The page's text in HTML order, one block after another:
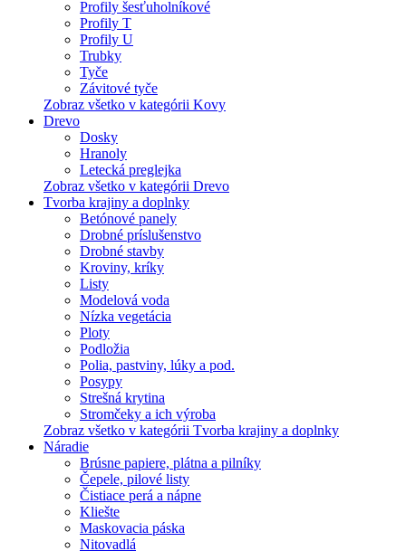
Profily šesťuholníkové
Profily T
Profily U
Trubky
Tyče
Závitové tyče
Zobraz všetko v kategórii Kovy
Drevo
Dosky
Hranoly
Letecká preglejka
Zobraz všetko v kategórii Drevo
Tvorba krajiny a doplnky
Betónové panely
Drobné príslušenstvo
Drobné stavby
Kroviny, kríky
Listy
Modelová voda
Nízka vegetácia
Ploty
Podložia
Polia, pastviny, lúky a pod.
Posypy
Strešná krytina
Stromčeky a ich výroba
Zobraz všetko v kategórii Tvorba krajiny a doplnky
Náradie
Brúsne papiere, plátna a pilníky
Čepele, pilové listy
Čistiace perá a nápne
Kliešte
Maskovacia páska
Nitovadlá